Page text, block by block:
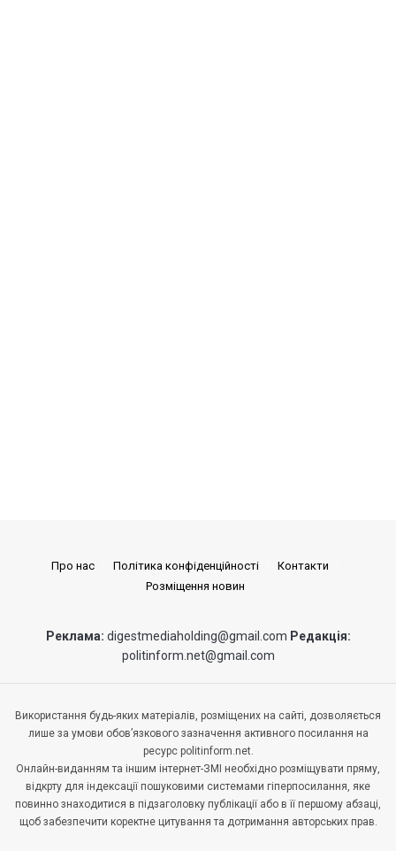
Про нас Політика конфіденційності
Контакти
Розміщення новин
Реклама: digestmediaholding@gmail.com Редакція:
politinform.net@gmail.com
Використання будь-яких матеріалів, розміщених на сайті, дозволяється
лише за умови обов’язкового зазначення активного посилання на
ресурс politinform.net.
Онлайн-виданням та іншим інтернет-ЗМІ необхідно розміщувати пряму,
відкрту для індексації пошуковими системами гіперпосилання, яке
повинно знаходитися в підзаголовку публікації або в її першому абзаці,
щоб забезпечити коректне цитування та дотримання авторських прав.